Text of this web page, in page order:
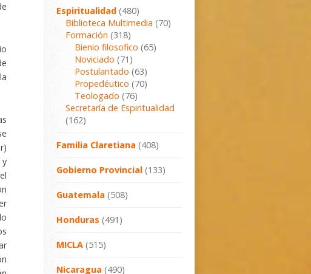
y
Espiritualidad (480)
Biblioteca Multimedia (70)
Formación (318)
Bienio filosofico (65)
Noviciado (71)
Postulantado (63)
Propedéutico (70)
Teologado (76)
Secretaría de Espiritualidad
(162)
Familia Claretiana (408)
Gobierno Provincial (133)
Guatemala (508)
Honduras (491)
MICLA (515)
Nicaragua (490)